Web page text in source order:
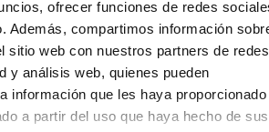
ofrecer funciones de redes
Además, compartimos información
sitio web con nuestros partners de redes
y análisis web, quienes pueden
información que les haya proporcionado
a partir del uso que haya hecho de sus